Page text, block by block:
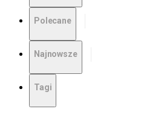
Polecane
Najnowsze
Tagi